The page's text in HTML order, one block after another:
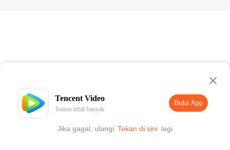
Tencent Video
Tonton lebih banyak
Buka App
Jika gagal, ulangi Tekan di sini lagi
Buka App